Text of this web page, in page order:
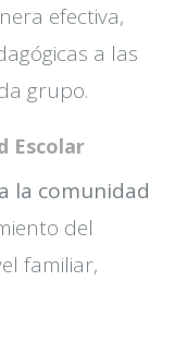
efectiva,
a las
grupo.
Escolar
la comunidad
del
familiar,